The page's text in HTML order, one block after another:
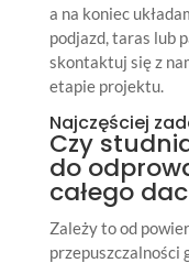
a na koniec
podjazd, taras lub
skontaktuj się z
etapie projektu.
Najczęściej
Czy
do
całego
Zależy to od
przepuszczalności